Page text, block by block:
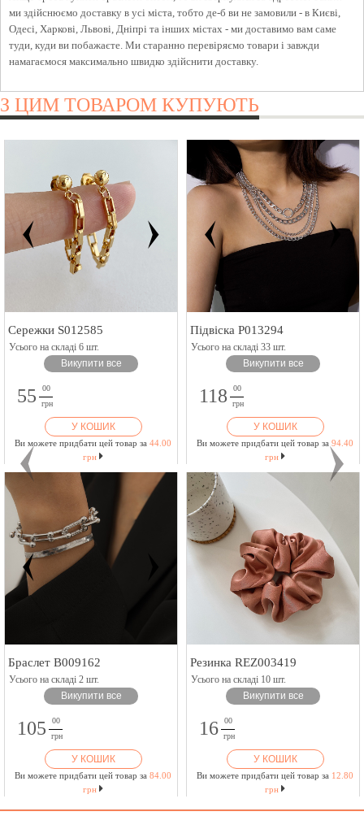
ми здійснюємо доставку в усі міста, тобто де-б ви не замовили - в Києві,
Одесі, Харкові, Львові, Дніпрі та інших містах - ми доставимо вам саме
туди, куди ви побажаєте. Ми старанно перевіряємо товари і завжди
намагаємося максимально швидко здійснити доставку.
З ЦИМ ТОВАРОМ КУПУЮТЬ
Сережки S012585
Усього на складі 6 шт.
Викупити все
55
00
грн
У КОШИК
Ви можете придбати цей товар за 44.00
грн
Підвіска P013294
Усього на складі 33 шт.
Викупити все
118
00
грн
У КОШИК
Ви можете придбати цей товар за 94.40
грн
Браслет B009162
Усього на складі 2 шт.
Викупити все
105
00
грн
У КОШИК
Ви можете придбати цей товар за 84.00
грн
Резинка REZ003419
Усього на складі 10 шт.
Викупити все
16
00
грн
У КОШИК
Ви можете придбати цей товар за 12.80
грн